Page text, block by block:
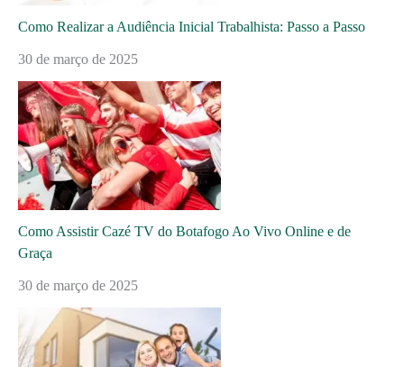
Como Realizar a Audiência Inicial Trabalhista: Passo a Passo
30 de março de 2025
Como Assistir Cazé TV do Botafogo Ao Vivo Online e de
Graça
30 de março de 2025